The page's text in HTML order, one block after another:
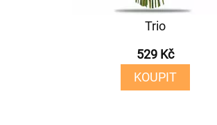
Trio
529 Kč
KOUPIT